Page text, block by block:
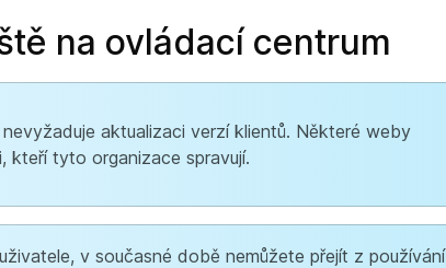
na ovládací centrum
aktualizaci verzí klientů. Některé weby
kteří tyto organizace spravují.
v současné době nemůžete přejít z používání